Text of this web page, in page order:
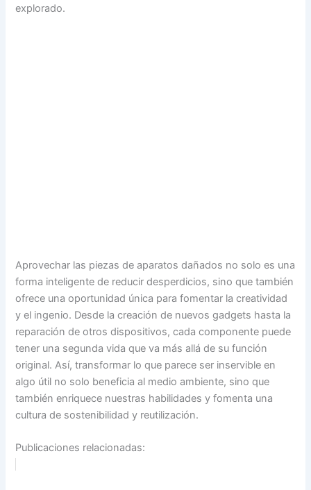
explorado.
Aprovechar las piezas de aparatos dañados no solo es una
forma inteligente de reducir desperdicios, sino que también
ofrece una oportunidad única para fomentar la creatividad
y el ingenio. Desde la creación de nuevos gadgets hasta la
reparación de otros dispositivos, cada componente puede
tener una segunda vida que va más allá de su función
original. Así, transformar lo que parece ser inservible en
algo útil no solo beneficia al medio ambiente, sino que
también enriquece nuestras habilidades y fomenta una
cultura de sostenibilidad y reutilización.
Publicaciones relacionadas: